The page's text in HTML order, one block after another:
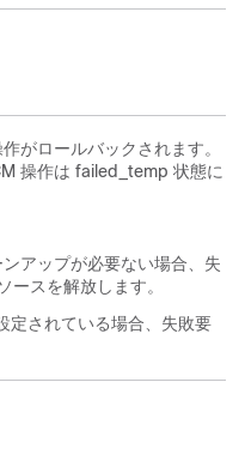
がロールバックされます。
操作は failed_temp 状態に
アップが必要ない場合、失
ースを解放します。
定されている場合、失敗要